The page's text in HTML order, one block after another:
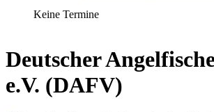
Keine Termine
Deutscher
e.V. (DAFV)